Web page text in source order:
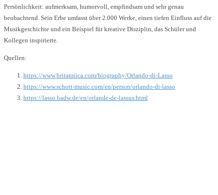
Persönlichkeit: aufmerksam, humorvoll, empfindsam und sehr genau
beobachtend. Sein Erbe umfasst über 2.000 Werke, einen tiefen Einfluss auf die
Musikgeschichte und ein Beispiel für kreative Disziplin, das Schüler und
Kollegen inspirierte.
Quellen:
https://www.britannica.com/biography/Orlando-di-Lasso
https://www.schott-music.com/en/person/orlando-di-lasso
https://lasso.badw.de/en/orlande-de-lassus.html